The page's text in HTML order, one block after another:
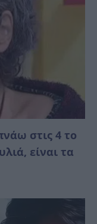
στις 4 το
είναι τα